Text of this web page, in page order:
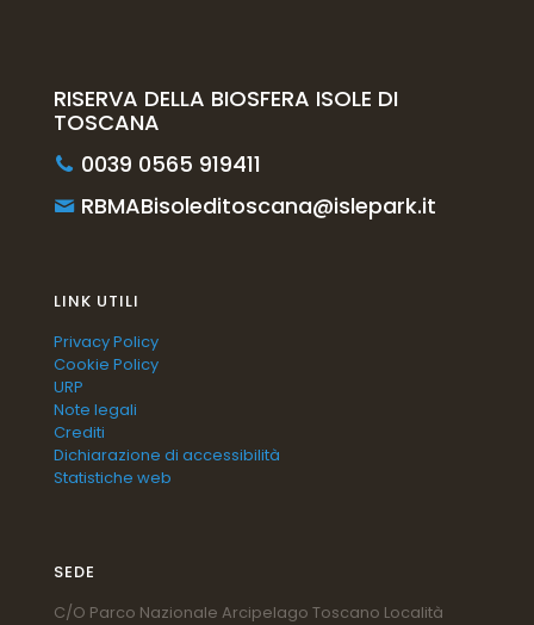
RISERVA DELLA BIOSFERA ISOLE DI
TOSCANA
0039 0565 919411
RBMABisoleditoscana@islepark.it
LINK UTILI
Privacy Policy
Cookie Policy
URP
Note legali
Crediti
Dichiarazione di accessibilità
Statistiche web
SEDE
C/O Parco Nazionale Arcipelago Toscano Località